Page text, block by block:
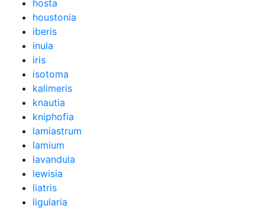
hosta
houstonia
iberis
inula
iris
isotoma
kalimeris
knautia
kniphofia
lamiastrum
lamium
lavandula
lewisia
liatris
ligularia